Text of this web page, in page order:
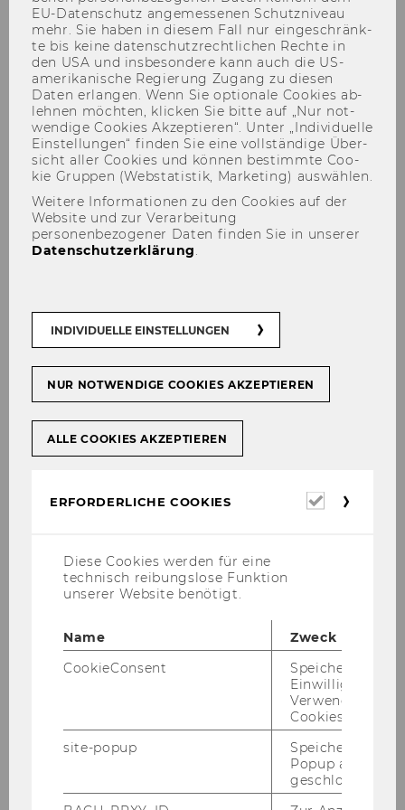
Research Talk by Shai
Danziger, Tel Aviv University
(IL)
28. Jänner 2025
As our la­test guest for our Re­se­arch Se­mi­nar
Se­ries, we wel­co­medShai Dan­zi­ger
ESG In­ves­ting and Cha­ri­ta­ble Gi­ving Dy­na­mics
in Fi­nan­cial Mar­kets.
in­vest­ments are be­co­ming a new way of doing
good, due to the pos­si­bi­li­ty for in­ves­tors to con­
or en­vi­ron­men­tal goals.
In the first part of the pre­sen­ta­ti­on, Shai pro­vi­
ded evi­den­ce from a field ex­pe­ri­ment con­duc­
ted on an in­vest­ment app. Par­ti­ci­pants could
select from va­rious in­vest­ment op­ti­ons and
had the op­ti­on to do­na­te. The re­sults in­di­ca­te a
sub­sti­tu­ti­on ef­fect, whe­re­by ESG in­ves­ting can
re­place tra­di­tio­nal do­na­ti­ons, par­ti­cu­lar­ly
EU-​Datenschutz an­ge­mes­se­nen Schutz­ni­veau
mehr. Sie haben in die­sem Fall nur ein­ge­schränk­
te bis keine da­ten­schutz­recht­li­chen Rech­te in
den USA und ins­be­son­de­re kann auch die US-​
amerikanische Re­gie­rung Zu­gang zu die­sen
Daten er­lan­gen. Wenn Sie op­tio­na­le Coo­kies ab­
leh­nen möch­ten, kli­cken Sie bitte auf „Nur not­
wen­di­ge Coo­kies Ak­zep­tie­ren“. Unter „In­di­vi­du­el­le
Ein­stel­lun­gen“ fin­den Sie eine voll­stän­di­ge Über­
sicht aller Coo­kies und kön­nen be­stimm­te Coo­
kie Grup­pen (Web­sta­tis­tik, Mar­ke­ting) aus­wäh­len.
Weitere Informationen zu den Cookies auf der
Website und zur Verarbeitung
personenbezogener Daten finden Sie in unserer
Datenschutzerklärung.
INDIVIDUELLE EINSTELLUNGEN
NUR NOTWENDIGE COOKIES AKZEPTIEREN
ALLE COOKIES AKZEPTIEREN
ERFORDERLICHE COOKIES
Diese Cookies werden für eine
technisch reibungslose Funktion
unserer Website benötigt.
Name
Zweck
CookieConsent
Speichert Ihre
Einwilligung zur
Verwendung von
Cookies.
site-popup
Speichert ob ein
Popup
geschlossen